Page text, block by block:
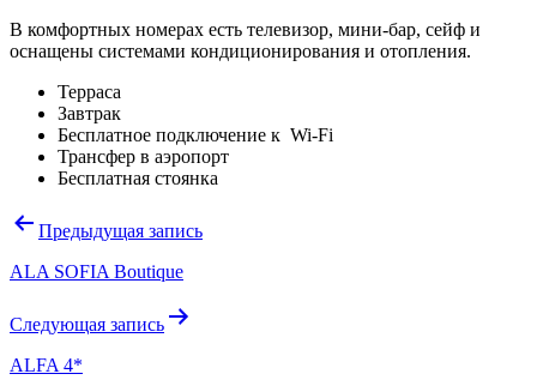
В комфортных номерах есть телевизор, мини-бар, сейф и
оснащены системами кондиционирования и отопления.
Терраса
Завтрак
Бесплатное подключение к Wi-Fi
Трансфер в аэропорт
Бесплатная стоянка
Навигация
записям
Предыдущая запись
ALA SOFIA Boutique
Следующая запись
ALFA 4*